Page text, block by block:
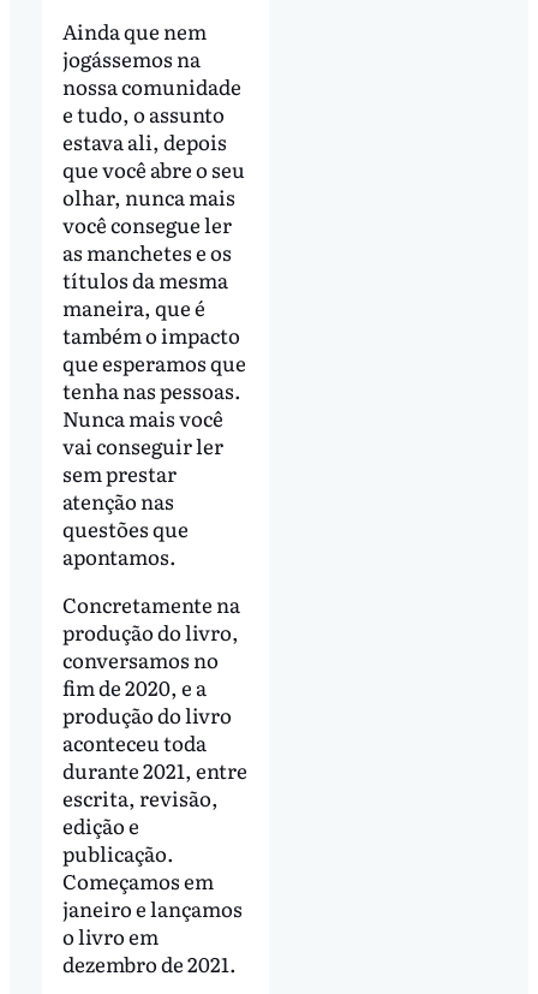
Ainda que nem
jogássemos na
nossa comunidade
e tudo, o assunto
estava ali, depois
que você abre o seu
olhar, nunca mais
você consegue ler
as manchetes e os
títulos da mesma
maneira, que é
também o impacto
que esperamos que
tenha nas pessoas.
Nunca mais você
vai conseguir ler
sem prestar
atenção nas
questões que
apontamos.
Concretamente na
produção do livro,
conversamos no
fim de 2020, e a
produção do livro
aconteceu toda
durante 2021, entre
escrita, revisão,
edição e
publicação.
Começamos em
janeiro e lançamos
o livro em
dezembro de 2021.